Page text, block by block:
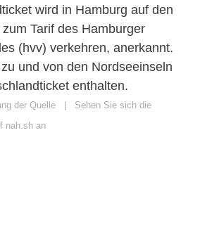
wird in Hamburg auf den
Tarif des Hamburger
(hvv) verkehren, anerkannt.
und von den Nordseeinseln
enthalten.
der Quelle
Sehen Sie sich die
nah.sh an